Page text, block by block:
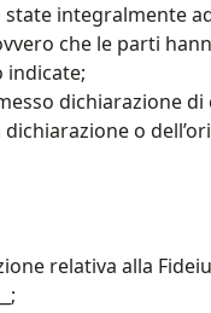
integralmente
che le parti
indicate;
dichiarazione
dichiarazione o
relativa alla